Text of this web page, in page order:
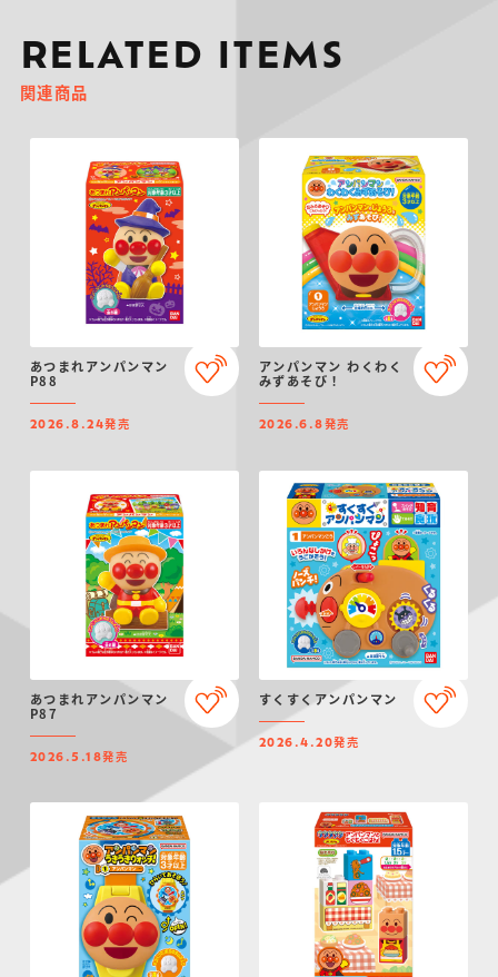
RELATED ITEMS
関連商品
あつまれアンパンマン
P88
2026.8.24発売
アンパンマン わくわく
みずあそび！
2026.6.8発売
あつまれアンパンマン
P87
2026.5.18発売
すくすくアンパンマン
2026.4.20発売